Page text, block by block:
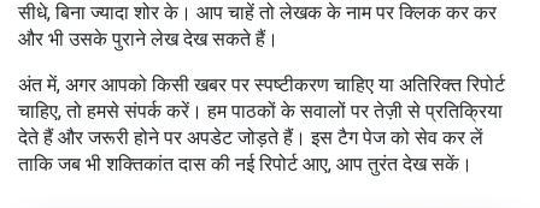
सीधे, बिना ज्यादा शोर के। आप चाहें तो लेखक के नाम पर क्लिक कर कर
और भी उसके पुराने लेख देख सकते हैं।
अंत में, अगर आपको किसी खबर पर स्पष्टीकरण चाहिए या अतिरिक्त रिपोर्ट
चाहिए, तो हमसे संपर्क करें। हम पाठकों के सवालों पर तेज़ी से प्रतिक्रिया
देते हैं और जरूरी होने पर अपडेट जोड़ते हैं। इस टैग पेज को सेव कर लें
ताकि जब भी शक्तिकांत दास की नई रिपोर्ट आए, आप तुरंत देख सकें।